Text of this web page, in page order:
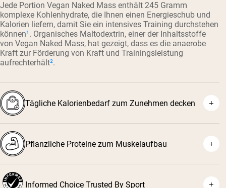
Jede Portion Vegan Naked Mass enthält 245 Gramm
komplexe Kohlenhydrate, die Ihnen einen Energieschub und
Kalorien liefern, damit Sie ein intensives Training durchstehen
können¹. Organisches Maltodextrin, einer der Inhaltsstoffe
von Vegan Naked Mass, hat gezeigt, dass es die anaerobe
Kraft zur Förderung von Kraft und Trainingsleistung
aufrechterhält².
Tägliche Kalorienbedarf zum Zunehmen decken
Pflanzliche Proteine zum Muskelaufbau
Informed Choice Trusted By Sport